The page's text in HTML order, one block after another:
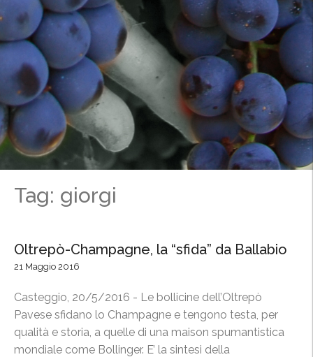
Tag: giorgi
Oltrepò-Champagne, la “sfida” da Ballabio
21 Maggio 2016
Casteggio, 20/5/2016 - Le bollicine dell’Oltrepò
Pavese sfidano lo Champagne e tengono testa, per
qualità e storia, a quelle di una maison spumantistica
mondiale come Bollinger. E’ la sintesi della